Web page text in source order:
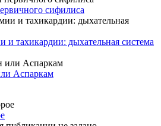
сифилиса
тахикардии: дыхательная система
Аспаркам